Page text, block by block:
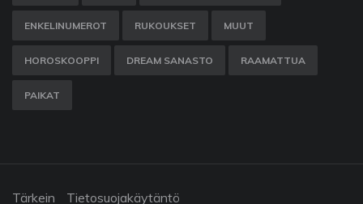
ENKELINUMEROT RUKOUKSET MUUT
HOROSKOOPPI DREAM SANASTO RAAMATTUA
PAIKAT
Tärkein Tietosuojakäytäntö